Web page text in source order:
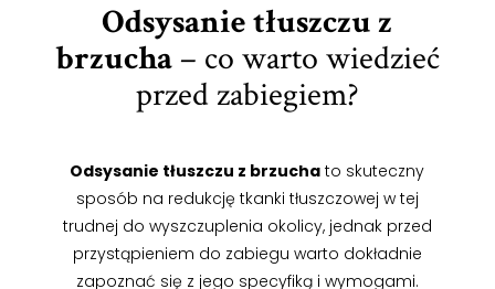
Odsysanie tłuszczu z
brzucha– co warto wiedzieć
przed zabiegiem?
Odsysanie tłuszczu z brzucha to skuteczny
sposób na redukcję tkanki tłuszczowej w tej
trudnej do wyszczuplenia okolicy, jednak przed
przystąpieniem do zabiegu warto dokładnie
zapoznać się z jego specyfiką i wymogami.